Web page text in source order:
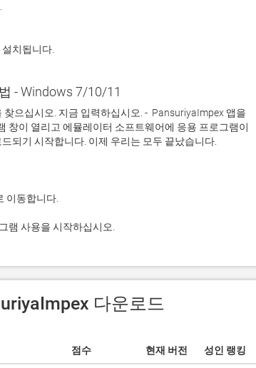
치됩니다.
- Windows 7/10/11
으십시오. 지금 입력하십시오. -  PansuriyaImpex 앱을
창이 열리고 에뮬레이터 소프트웨어에 응용 프로그램이
램 사용을 시작하십시오.
다운로드
점수 현재 버전 성인 랭킹